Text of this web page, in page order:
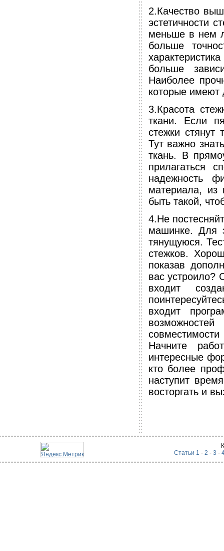
2.Качество
эстетичности
меньше в нем
больше
больше
Наиболее
которые имеют
3.Красота
ткани. Если
стежки
Тут важно
ткань. В
прилагаться
надежность
материала, из
быть такой,
4.Не
машинке. Для
тянущуюся.
стежков.
показав
вас устроило?
входит
входит
Начните
интересные
кто более
наступит
восторгать и
Статьи 1 - 2 - 3 -